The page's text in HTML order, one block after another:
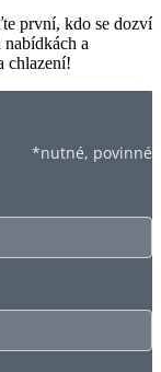
první, kdo se dozví
a
chlazení!
*nutné, povinné